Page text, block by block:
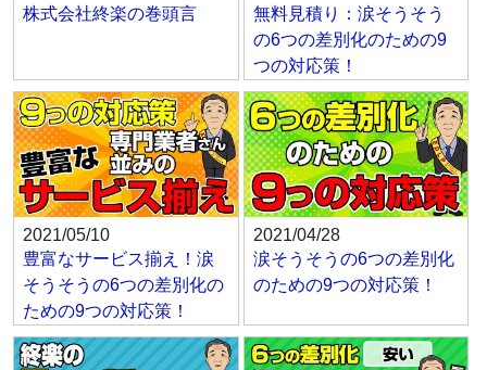
株式会社終楽の巻頭言
無料見積り：涙そうそう
の6つの差別化のための9
つの対応策！
2021/05/10
豊富なサービス揃え！涙
そうそうの6つの差別化の
ための9つの対応策！
2021/04/28
涙そうそうの6つの差別化
のための9つの対応策！